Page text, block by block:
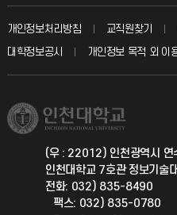
입학안내
취업정보(학생)
칭찬마당
학생서비스 지킴이
총동문회
교수회
교육혁신본부
국제지원과
공자아카데미
개인정보처리방침 교직원찾기
대학정보공시
개인정보 목적 외 이
(우 : 22012) 인천광역시 연
인천대학교 7호관 정보기술
전화: 032) 835-8490
팩스: 032) 835-0780